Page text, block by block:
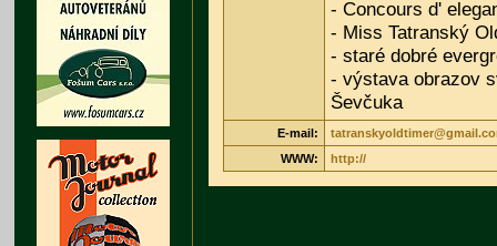
- Concours d'
- Miss Tatranský
- staré dobré
- výstava obrazov
Ševčuka
E-mail:
WWW:
http://